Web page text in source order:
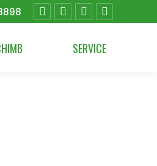
FacebookYouTube
opens
Instagram
opens
Linkedin
opens
SERVICE